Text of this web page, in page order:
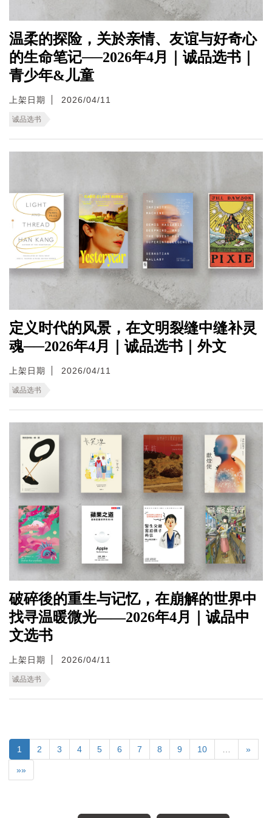
温柔的探险，关於亲情、友谊与好奇心
的生命笔记──2026年4月｜诚品选书｜
青少年&儿童
上架日期 2026/04/11
诚品选书
定义时代的风景，在文明裂缝中缝补灵
魂──2026年4月｜诚品选书｜外文
上架日期 2026/04/11
诚品选书
破碎後的重生与记忆，在崩解的世界中
找寻温暖微光——2026年4月｜诚品中
文选书
上架日期 2026/04/11
诚品选书
1 2 3 4 5 6 7 8 9 10 »
»»